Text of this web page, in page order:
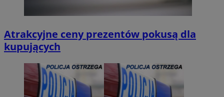
Atrakcyjne ceny prezentów pokusą dla
kupujących